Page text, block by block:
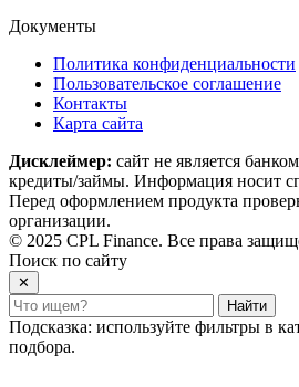
Документы
Политика конфиденциальности
Пользовательское соглашение
Контакты
Карта сайта
Дисклеймер: сайт не является
кредиты/займы. Информация носит
Перед оформлением продукта
организации.
© 2025 CPL Finance. Все права
Поиск по сайту
✕
Найти
Подсказка: используйте фильтры в
подбора.